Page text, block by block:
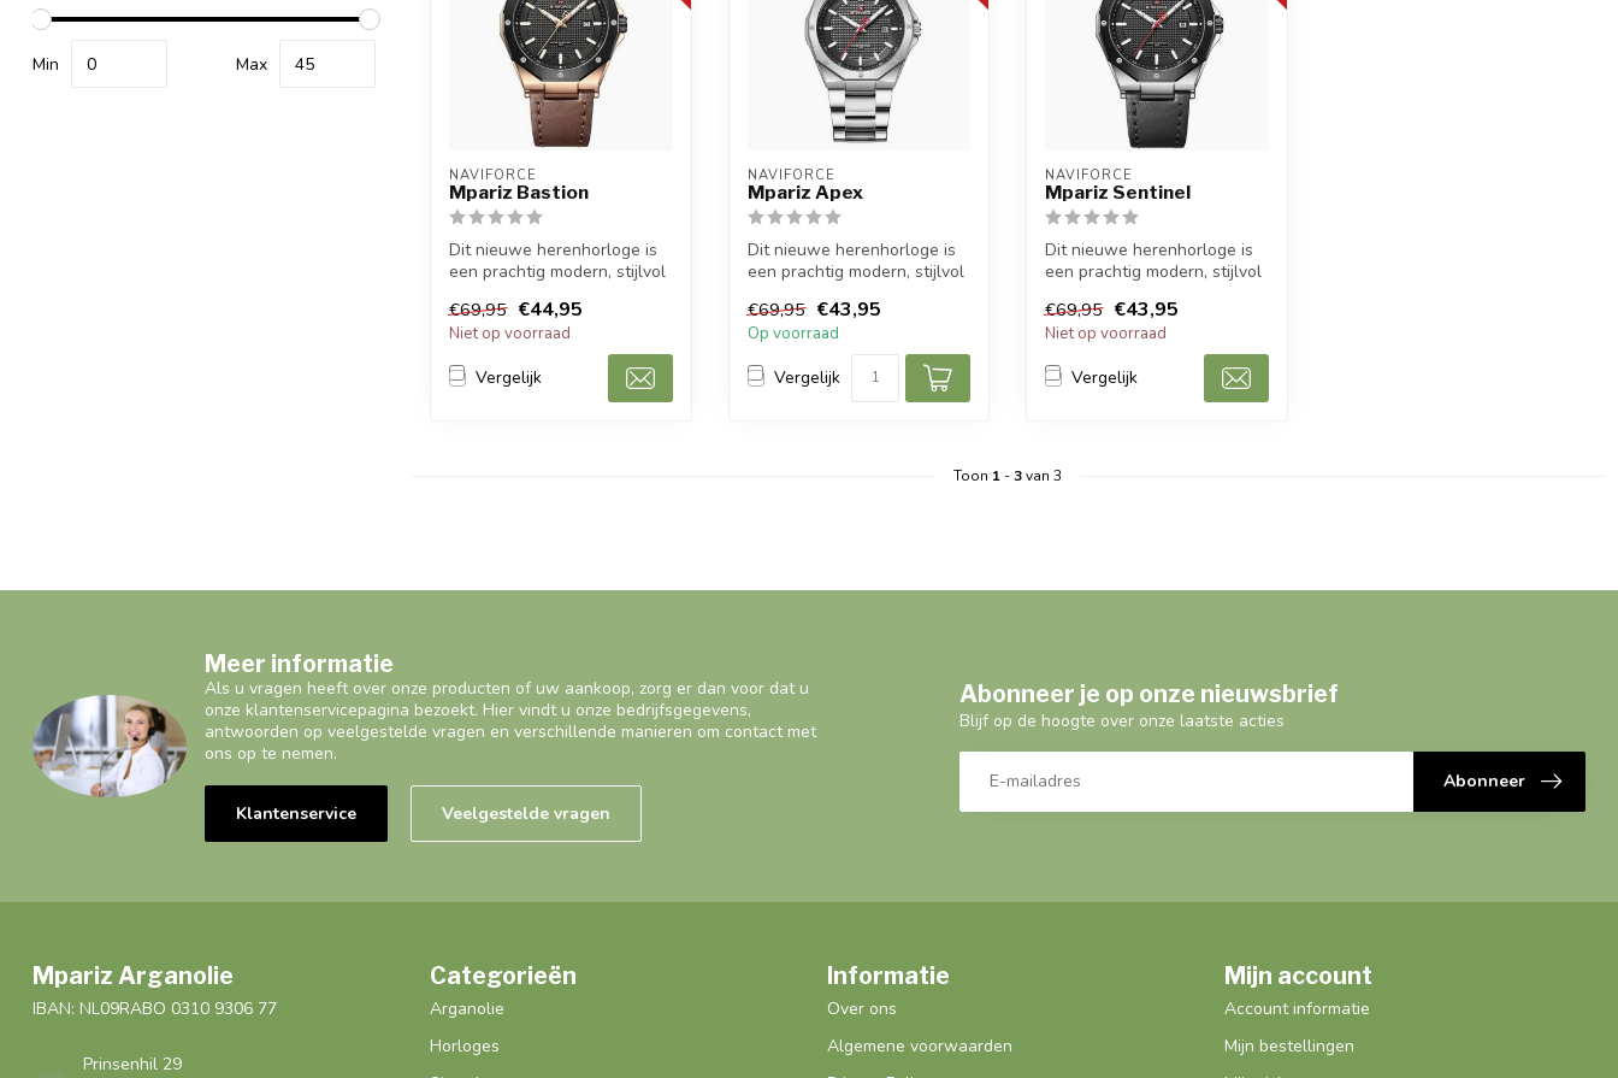
Min Max
NAVIFORCE
Mpariz Bastion
Dit nieuwe herenhorloge is
een prachtig modern, stijlvol
€69,95 €44,95
Niet op voorraad
Vergelijk
NAVIFORCE
Mpariz Apex
Dit nieuwe herenhorloge is
een prachtig modern, stijlvol
€69,95 €43,95
Op voorraad
Vergelijk
NAVIFORCE
Mpariz Sentinel
Dit nieuwe herenhorloge is
een prachtig modern, stijlvol
€69,95 €43,95
Niet op voorraad
Vergelijk
Toon 1-3van 3
Meer informatie
Als u vragen heeft over onze producten of uw aankoop, zorg er dan voor dat u
onze klantenservicepagina bezoekt. Hier vindt u onze bedrijfsgegevens,
antwoorden op veelgestelde vragen en verschillende manieren om contact met
ons op te nemen.
Klantenservice Veelgestelde vragen
Abonneer je op onze nieuwsbrief
Blijf op de hoogte over onze laatste acties
Abonneer
Mpariz Arganolie
IBAN: NL09RABO 0310 9306 77
Prinsenhil 29
Categorieën
Arganolie
Horloges
Informatie
Over ons
Algemene voorwaarden
Mijn account
Account informatie
Mijn bestellingen